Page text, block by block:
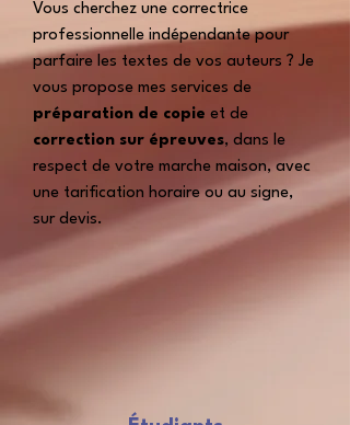
Vous cherchez une correctrice
professionnelle indépendante pour
parfaire les textes de vos auteurs ? Je
vous propose mes services de
préparation de copie et de
correction sur épreuves, dans le
respect de votre marche maison, avec
une tarification horaire ou au signe,
sur devis.